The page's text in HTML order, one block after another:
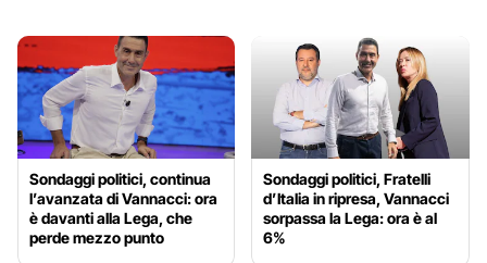
Sondaggi politici, continua
l’avanzata di Vannacci: ora
è davanti alla Lega, che
perde mezzo punto
Sondaggi politici, Fratelli
d’Italia in ripresa, Vannacci
sorpassa la Lega: ora è al
6%